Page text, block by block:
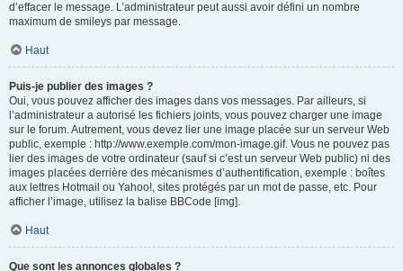
d’effacer le message. L’administrateur peut aussi avoir défini un nombre
maximum de smileys par message.
Haut
Puis-je publier des images ?
Oui, vous pouvez afficher des images dans vos messages. Par ailleurs, si
l’administrateur a autorisé les fichiers joints, vous pouvez charger une image
sur le forum. Autrement, vous devez lier une image placée sur un serveur Web
public, exemple : http://www.exemple.com/mon-image.gif. Vous ne pouvez pas
lier des images de votre ordinateur (sauf si c’est un serveur Web public) ni des
images placées derrière des mécanismes d’authentification, exemple : boîtes
aux lettres Hotmail ou Yahoo!, sites protégés par un mot de passe, etc. Pour
afficher l’image, utilisez la balise BBCode [img].
Haut
Que sont les annonces globales ?